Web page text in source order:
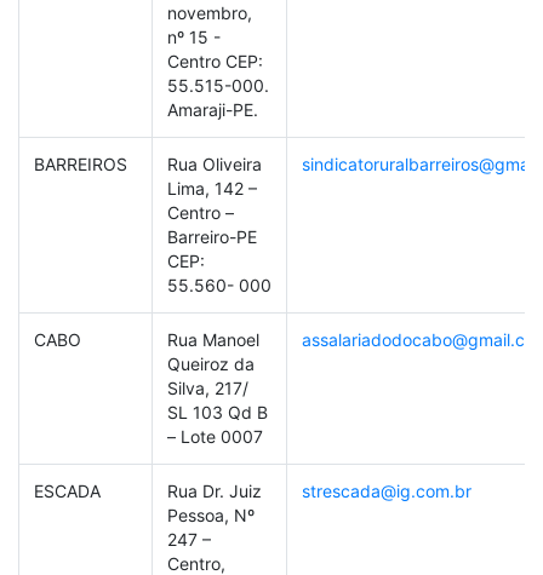
novembro,
nº 15 -
Centro CEP:
55.515-000.
Amaraji-PE.
BARREIROS
Rua Oliveira
Lima, 142 –
Centro –
Barreiro-PE
CEP:
55.560- 000
CABO
Rua Manoel
Queiroz da
Silva, 217/
SL 103 Qd B
– Lote 0007
ESCADA
Rua Dr. Juiz
Pessoa, Nº
247 –
Centro,
strescada@ig.com.br